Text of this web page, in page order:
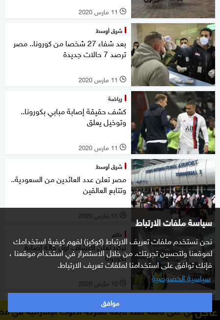
سياسة ملفات الارتباط
نحن نستخدم ملفات تعريف الارتباط (كوكيز) لفهم كيفية استخدامك
لموقعنا ولتحسين تجربتك. من خلال الاستمرار في استخدام موقعنا ،
فإنك توافق على استخدامنا لملفات تعريف الارتباط.
سياسية الخصوصية
موافق
l 11 مارس 2020
شرق أوسط
بعد شفاء 27 شخصا من كورونا.. مصر
ترصد 7 حالات جديدة
l 11 مارس 2020
رياضة
كشف حقيقة إصابة مبابي بكورونا..
وتوخيل يعلق
l 11 مارس 2020
شرق أوسط
مصر تعلن عدد العائدين من السعودية..
وتتابع العالقين
l 11 مارس 2020
عالم
تركيا تعلن اكتشاف أول حالة إصابة
بكورونا
l 10 مارس 2020
عالم
إصابة وزيرة الصحة البريطانية بفيروس عاجلنفط تابعة لشركة أدنوك الإماراتية في مضيق هرمز